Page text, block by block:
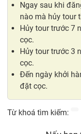
Ngay sau khi
nào mà hủy tour
Hủy tour trước 7
cọc.
Hủy tour trước 3
cọc.
Đến ngày khởi
đặt cọc.
Từ khoá tìm kiếm: